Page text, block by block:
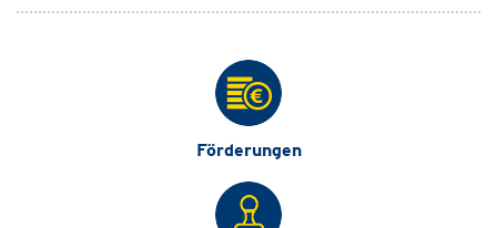
Förderungen